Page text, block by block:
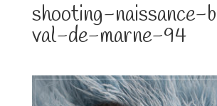
shooting-naissance-
val-de-marne-94